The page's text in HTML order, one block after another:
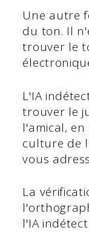
Une autre
du ton. Il
trouver le
L'IA
trouver le
l'amical,
culture de
vous
La
l'IA